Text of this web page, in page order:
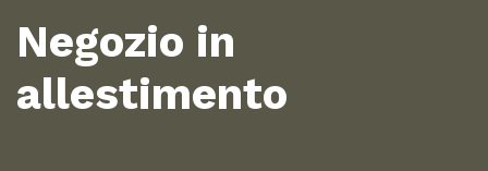
Negozio in
allestimento